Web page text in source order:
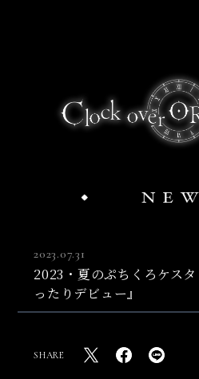
2023.07.31
2023・夏のぷちくろケス
ったりデビュー』
SHARE